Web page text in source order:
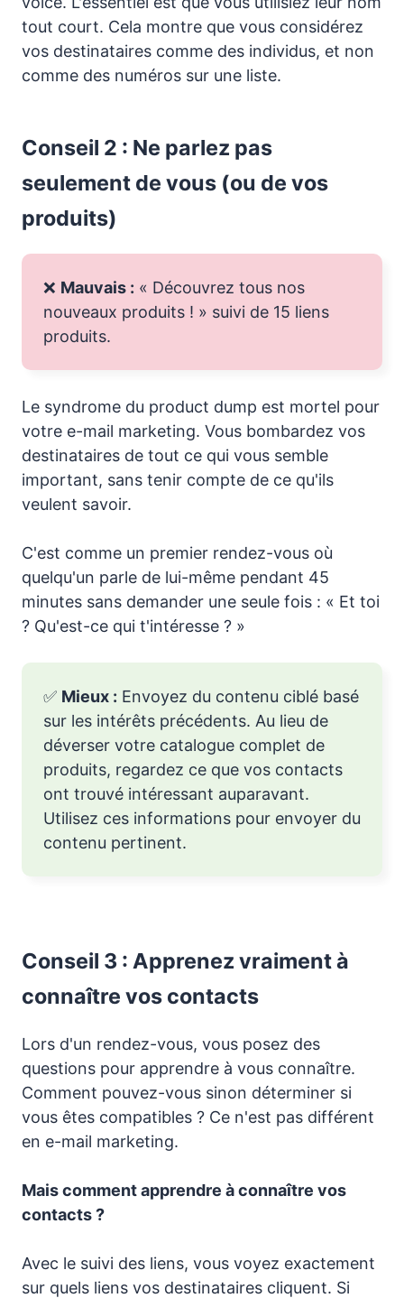
tout court. Cela montre que vous considérez
vos destinataires comme des individus, et non
comme des numéros sur une liste.
Conseil 2 : Ne parlez pas
seulement de vous (ou de vos
produits)
❌ Mauvais : « Découvrez tous nos
nouveaux produits ! » suivi de 15 liens
produits.
Le syndrome du product dump est mortel pour
votre e-mail marketing. Vous bombardez vos
destinataires de tout ce qui vous semble
important, sans tenir compte de ce qu'ils
veulent savoir.
C'est comme un premier rendez-vous où
quelqu'un parle de lui-même pendant 45
minutes sans demander une seule fois : « Et toi
? Qu'est-ce qui t'intéresse ? »
✅ Mieux : Envoyez du contenu ciblé basé
sur les intérêts précédents. Au lieu de
déverser votre catalogue complet de
produits, regardez ce que vos contacts
ont trouvé intéressant auparavant.
Utilisez ces informations pour envoyer du
contenu pertinent.
Conseil 3 : Apprenez vraiment à
connaître vos contacts
Lors d'un rendez-vous, vous posez des
questions pour apprendre à vous connaître.
Comment pouvez-vous sinon déterminer si
vous êtes compatibles ? Ce n'est pas différent
en e-mail marketing.
Mais comment apprendre à connaître vos
contacts ?
Avec le suivi des liens, vous voyez exactement
sur quels liens vos destinataires cliquent. Si